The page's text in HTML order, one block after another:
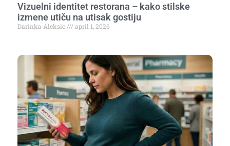
Vizuelni identitet restorana – kako stilske
izmene utiču na utisak gostiju
Darinka Aleksic april 1, 2026